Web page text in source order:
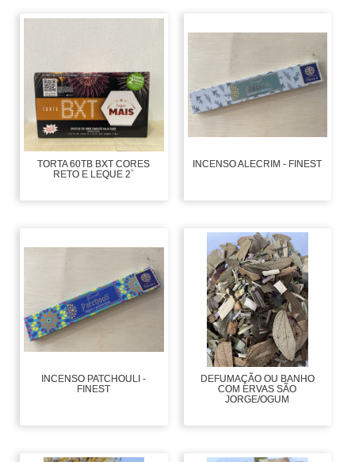
TORTA 60TB BXT CORES
RETO E LEQUE 2`
INCENSO ALECRIM - FINEST
INCENSO PATCHOULI -
FINEST
DEFUMAÇÃO OU BANHO
COM ERVAS SÃO
JORGE/OGUM